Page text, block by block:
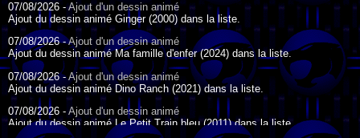
07/08/2026 -Ajout d'un dessin animé
Ajout du dessin animé Ginger (2000) dans la liste.
07/08/2026 -Ajout d'un dessin animé
Ajout du dessin animé Ma famille d'enfer (2024) dans la liste.
07/08/2026 -Ajout d'un dessin animé
Ajout du dessin animé Dino Ranch (2021) dans la liste.
07/08/2026 - Ajout d'un dessin animé
Ajout du dessin animé Le Petit Train bleu (2011) dans la liste.